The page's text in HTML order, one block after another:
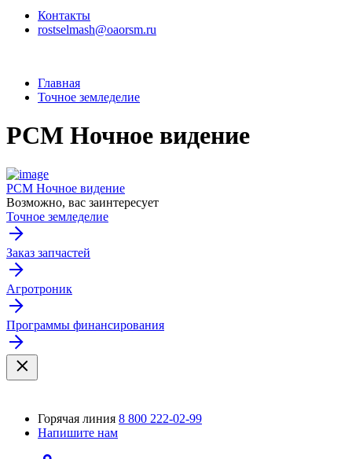
Контакты
rostselmash@oaorsm.ru
Главная
Точное земледелие
РСМ Ночное видение
РСМ Ночное видение
Возможно, вас заинтересует
Точное земледелие
Заказ запчастей
Агротроник
Программы финансирования
Горячая линия 8 800 222-02-99
Напишите нам